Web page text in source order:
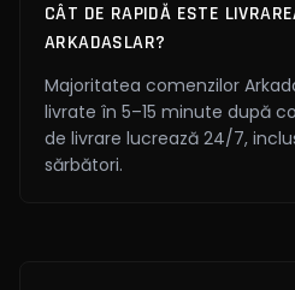
CÂT DE RAPIDĂ ESTE
ARKADASLAR?
Majoritatea comenzilor
livrate în 5–15 minute după
de livrare lucrează 24/7,
sărbători.